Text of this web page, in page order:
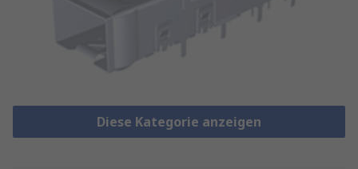
Diese Kategorie anzeigen